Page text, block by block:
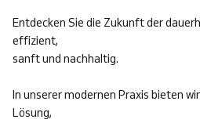
Entdecken Sie die Zukunft der
effizient,
sanft und nachhaltig.
In unserer modernen Praxis bieten
Lösung,